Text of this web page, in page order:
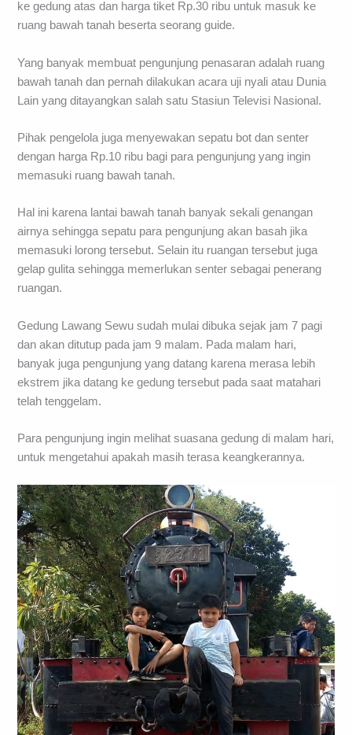
ke gedung atas dan harga tiket Rp.30 ribu untuk masuk ke
ruang bawah tanah beserta seorang guide.
Yang banyak membuat pengunjung penasaran adalah ruang
bawah tanah dan pernah dilakukan acara uji nyali atau Dunia
Lain yang ditayangkan salah satu Stasiun Televisi Nasional.
Pihak pengelola juga menyewakan sepatu bot dan senter
dengan harga Rp.10 ribu bagi para pengunjung yang ingin
memasuki ruang bawah tanah.
Hal ini karena lantai bawah tanah banyak sekali genangan
airnya sehingga sepatu para pengunjung akan basah jika
memasuki lorong tersebut. Selain itu ruangan tersebut juga
gelap gulita sehingga memerlukan senter sebagai penerang
ruangan.
Gedung Lawang Sewu sudah mulai dibuka sejak jam 7 pagi
dan akan ditutup pada jam 9 malam. Pada malam hari,
banyak juga pengunjung yang datang karena merasa lebih
ekstrem jika datang ke gedung tersebut pada saat matahari
telah tenggelam.
Para pengunjung ingin melihat suasana gedung di malam hari,
untuk mengetahui apakah masih terasa keangkerannya.